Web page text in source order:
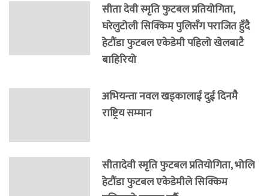
सीता देवी स्मृति फुटबल प्रतियोगिता,
घरेलुटोली सिक्किम पुलिसँग पराजित हुँदै
हेटौंडा फुटबल एकेडेमी पहिलो खेलबाटै
बाहिरियो
अभियन्ता नवल खड्कालाई दुई दिनमै
राष्ट्रिय सम्मान
सीतादेवी स्मृति फुटबल प्रतियोगिता, भोलि
हेटौंडा फुटबल एकेडेमीले सिक्किम